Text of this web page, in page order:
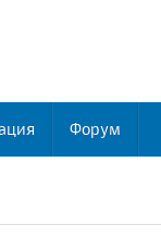
Форум